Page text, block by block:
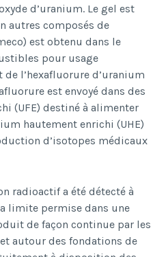
d’uranium. Le gel est
autres composés de
est obtenu dans le
pour usage
l’hexafluorure d’uranium
est envoyé dans des
(UFE) destiné à alimenter
hautement enrichi (UHE)
d’isotopes médicaux
radioactif a été détecté à
limite permise dans une
de façon continue par les
autour des fondations de